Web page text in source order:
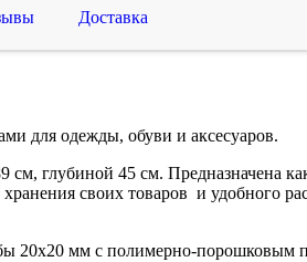
Доставка
для одежды, обуви и аксесуаров.
глубиной 45 см. Предназначена
своих товаров и удобного
20х20 мм с полимерно-порошковым